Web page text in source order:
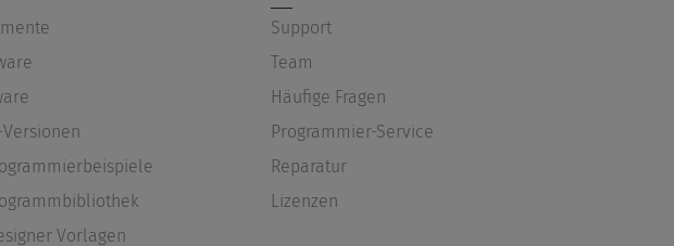
Vorlagen
Support
Team
Häufige Fragen
Programmier-Service
Reparatur
Lizenzen